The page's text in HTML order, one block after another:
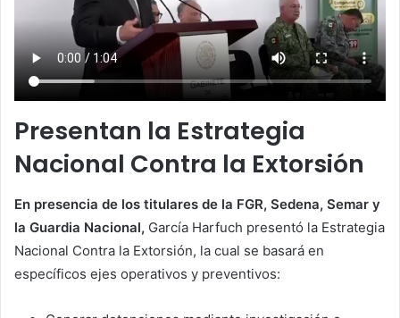
Presentan la Estrategia
Nacional Contra la Extorsión
En presencia de los titulares de la FGR, Sedena, Semar y
la Guardia Nacional, García Harfuch presentó la Estrategia
Nacional Contra la Extorsión, la cual se basará en
específicos ejes operativos y preventivos: